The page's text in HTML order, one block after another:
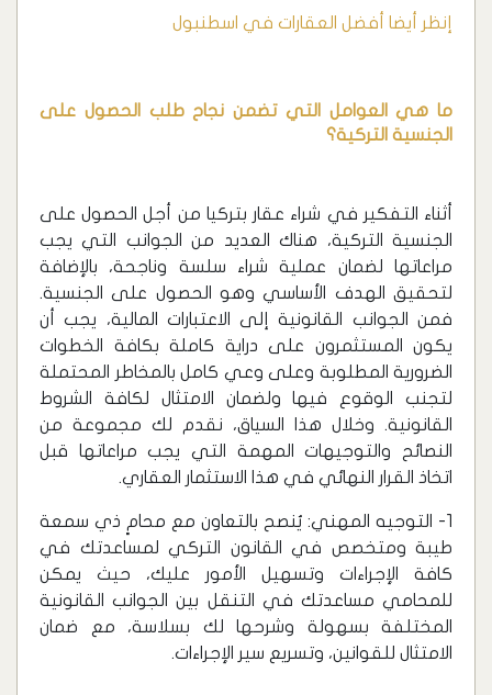
إنظر أيضا أفضل العقارات في اسطنبول
ما هي العوامل التي تضمن نجاح طلب الحصول على
الجنسية التركية؟
أثناء التفكير في شراء عقار بتركيا من أجل الحصول على
الجنسية التركية، هناك العديد من الجوانب التي يجب
مراعاتها لضمان عملية شراء سلسة وناجحة، بالإضافة
لتحقيق الهدف الأساسي وهو الحصول على الجنسية.
فمن الجوانب القانونية إلى الاعتبارات المالية، يجب أن
يكون المستثمرون على دراية كاملة بكافة الخطوات
الضرورية المطلوبة وعلى وعي كامل بالمخاطر المحتملة
لتجنب الوقوع فيها ولضمان الامتثال لكافة الشروط
القانونية. وخلال هذا السياق، نقدم لك مجموعة من
النصائح والتوجيهات المهمة التي يجب مراعاتها قبل
اتخاذ القرار النهائي في هذا الاستثمار العقاري.
1- التوجيه المهني: يُنصح بالتعاون مع محامٍ ذي سمعة
طيبة ومتخصص في القانون التركي لمساعدتك في
كافة الإجراءات وتسهيل الأمور عليك، حيث يمكن
للمحامي مساعدتك في التنقل بين الجوانب القانونية
المختلفة بسهولة وشرحها لك بسلاسة، مع ضمان
الامتثال للقوانين، وتسريع سير الإجراءات.